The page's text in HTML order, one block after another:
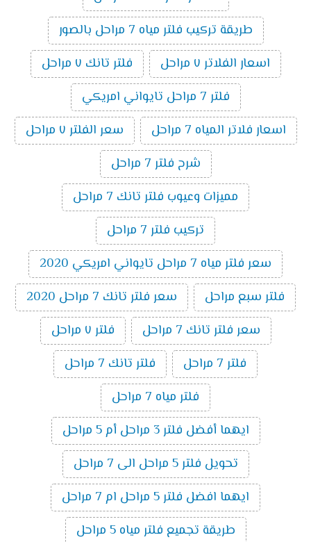
طريقة تركيب فلتر مياه 7 مراحل بالصور
اسعار الفلاتر ٧ مراحل
فلتر تانك ٧ مراحل
فلتر 7 مراحل تايواني امريكي
اسعار فلاتر المياه 7 مراحل
سعر الفلتر ٧ مراحل
شرح فلتر 7 مراحل
مميزات وعيوب فلتر تانك 7 مراحل
تركيب فلتر 7 مراحل
سعر فلتر مياه 7 مراحل تايواني امريكي 2020
فلتر سبع مراحل
سعر فلتر تانك 7 مراحل 2020
سعر فلتر تانك 7 مراحل
فلتر ٧ مراحل
فلتر 7 مراحل
فلتر تانك 7 مراحل
فلتر مياه 7 مراحل
ايهما أفضل فلتر 3 مراحل أم 5 مراحل
تحويل فلتر 5 مراحل الى 7 مراحل
ايهما افضل فلتر 5 مراحل ام 7 مراحل
طريقة تجميع فلتر مياه 5 مراحل